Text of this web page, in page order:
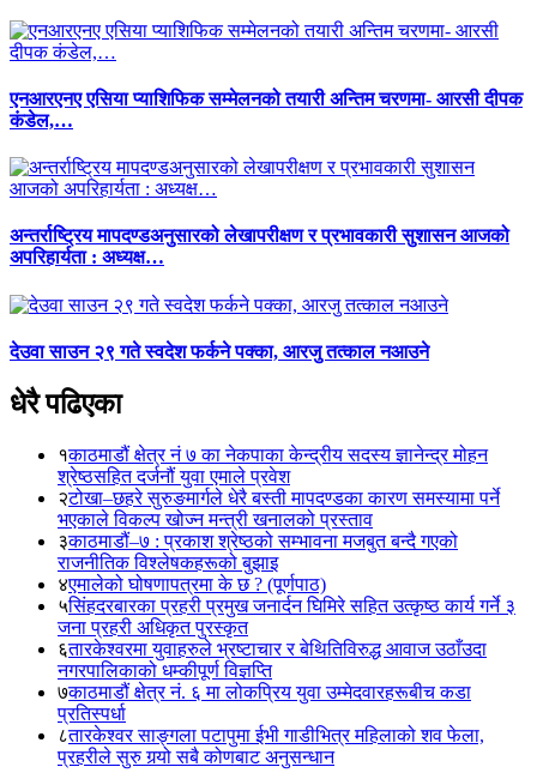
एनआरएनए एसिया प्याशिफिक सम्मेलनको तयारी अन्तिम चरणमा- आरसी दीपक
कंडेल,…
अन्तर्राष्ट्रिय मापदण्डअनुसारको लेखापरीक्षण र प्रभावकारी सुशासन आजको
अपरिहार्यता : अध्यक्ष…
देउवा साउन २९ गते स्वदेश फर्कने पक्का, आरजु तत्काल नआउने
धेरै पढिएका
१काठमाडौं क्षेत्र नं ७ का नेकपाका केन्द्रीय सदस्य ज्ञानेन्द्र मोहन
श्रेष्ठसहित दर्जनौं युवा एमाले प्रवेश
२टोखा–छहरे सुरुङमार्गले धेरै बस्ती मापदण्डका कारण समस्यामा पर्ने
भएकाले विकल्प खोज्न मन्त्री खनालको प्रस्ताव
३काठमाडौं–७ : प्रकाश श्रेष्ठको सम्भावना मजबुत बन्दै गएको
राजनीतिक विश्लेषकहरूको बुझाइ
४एमालेको घोषणापत्रमा के छ ? (पूर्णपाठ)
५सिंहदरबारका प्रहरी प्रमुख जनार्दन घिमिरे सहित उत्कृष्ठ कार्य गर्ने ३
जना प्रहरी अधिकृत पुरस्कृत
६तारकेश्वरमा युवाहरुले भ्रष्टाचार र बेथितिविरुद्ध आवाज उठाँउदा
नगरपालिकाको धम्कीपूर्ण विज्ञप्ति
७काठमाडौं क्षेत्र नं. ६ मा लोकप्रिय युवा उम्मेदवारहरूबीच कडा
प्रतिस्पर्धा
८तारकेश्वर साङ्गला पटापुमा ईभी गाडीभित्र महिलाको शव फेला,
प्रहरीले सुरु गर्‍यो सबै कोणबाट अनुसन्धान